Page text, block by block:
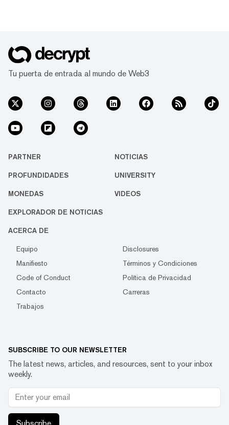
Tu puerta de entrada al mundo de Web3
PARTNER NOTICIAS
PROFUNDIDADES UNIVERSITY
MONEDAS VIDEOS
EXPLORADOR DE NOTICIAS
ACERCA DE
Equipo
Disclosures
Manifiesto
Términos y Condiciones
Code of Conduct
Política de Privacidad
Contacto
Carreras
Trabajos
SUBSCRIBE TO OUR NEWSLETTER
The latest news, articles, and resources, sent to your inbox
weekly.